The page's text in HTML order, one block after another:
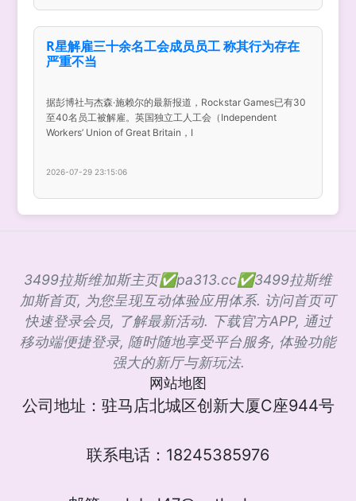
R星解雇三十余名工会成员员工 称其行为存在
严重不当
据彭博社与杰森·施赖尔的最新报道，Rockstar Games已有30
至40名员工被解雇。英国独立工人工会（Independent
Workers’ Union of Great Britain，I
2026-07-29 23:15:06
3499拉斯维加斯主页✅pa313.cc✅3499拉斯维
加斯首页, 为您呈现互动体验应用体系. 访问首页可
快速登录会员, 了解最新活动. 下载官方APP, 通过
移动端便捷登录, 随时随地享受平台服务, 体验功能
强大的新厅与新玩法.
网站地图
公司地址：驻马店北城区创新大厦C座944号
联系电话：18245385976